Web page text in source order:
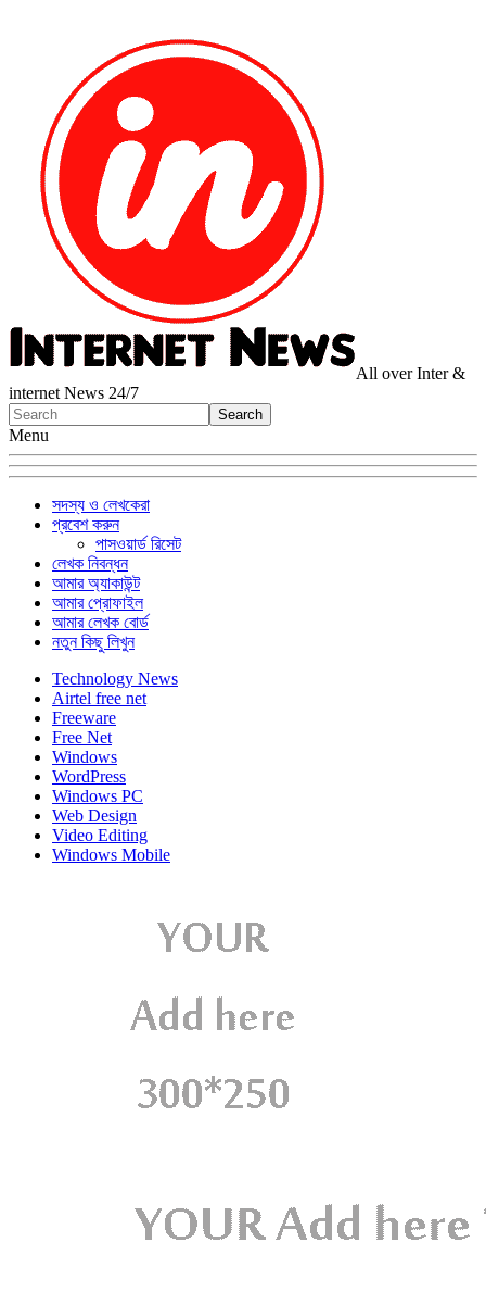
All over Inter &
internet News 24/7
Menu
সদস্য ও লেখকেরা
প্রবেশ করুন
পাসওয়ার্ড রিসেট
লেখক নিবন্ধন
আমার অ্যাকাউন্ট
আমার প্রোফাইল
আমার লেখক বোর্ড
নতুন কিছু লিখুন
Technology News
Airtel free net
Freeware
Free Net
Windows
WordPress
Windows PC
Web Design
Video Editing
Windows Mobile